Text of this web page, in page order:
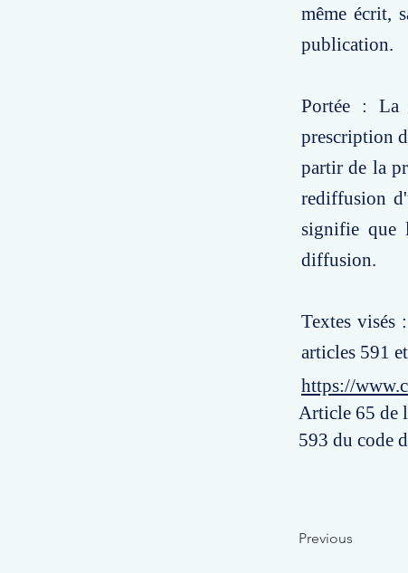
même écrit,
publication.
Portée : La
prescription
partir de la
rediffusion
signifie que
diffusion.
Textes
articles 591
https://
Article 65 de
593 du code
Previous